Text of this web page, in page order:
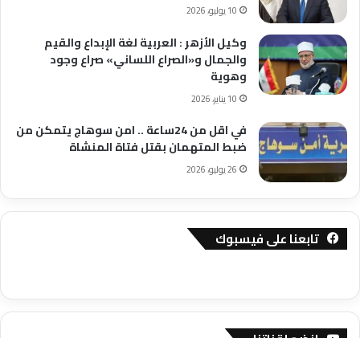
10 يوليو، 2026
وكيل الأزهر : العربية لغة الإبداع والقيم
والجمال و«الصراع اللساني» صراع وجود
وهوية
10 يناير، 2026
في اقل من 24ساعة .. امن سوهاج يتمكن من
ضبط المتهمان بقتل فتاة المنشاة
26 يوليو، 2026
تابعنا على فيسبوك